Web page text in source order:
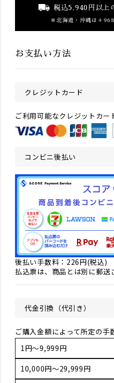
税込5,940円以上
北海道・沖縄は＋
お支払い方法
クレジットカード
ご利用可能なクレジットカー
コンビニ後払い
後払い手数料：226円(税込)
払込票は、商品とは別に郵送
代金引換（代引き）
ご購入金額によって所定の手
1円～9,999円
10,000円～29,999円